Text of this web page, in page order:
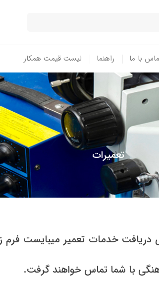
با ما راهنما لیست قیمت همکار
تعمیرات
دریافت خدمات تعمیر میبایست فرم
با شما تماس خواهند گرفت.